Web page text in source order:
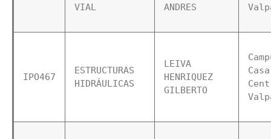
VIAL
ANDRES
IPO467
ESTRUCTURAS
HIDRÁULICAS
LEIVA
HENRIQUEZ
GILBERTO
Casa